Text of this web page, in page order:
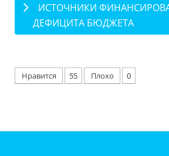
ИСТОЧНИКИ
ДЕФИЦИТА БЮДЖЕТА
Нравится 55 Плохо 0